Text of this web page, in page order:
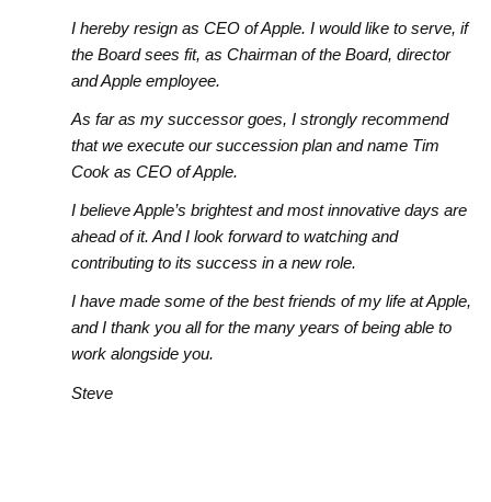
I hereby resign as CEO of Apple. I would like to serve, if
the Board sees fit, as Chairman of the Board, director
and Apple employee.
As far as my successor goes, I strongly recommend
that we execute our succession plan and name Tim
Cook as CEO of Apple.
I believe Apple’s brightest and most innovative days are
ahead of it. And I look forward to watching and
contributing to its success in a new role.
I have made some of the best friends of my life at Apple,
and I thank you all for the many years of being able to
work alongside you.
Steve